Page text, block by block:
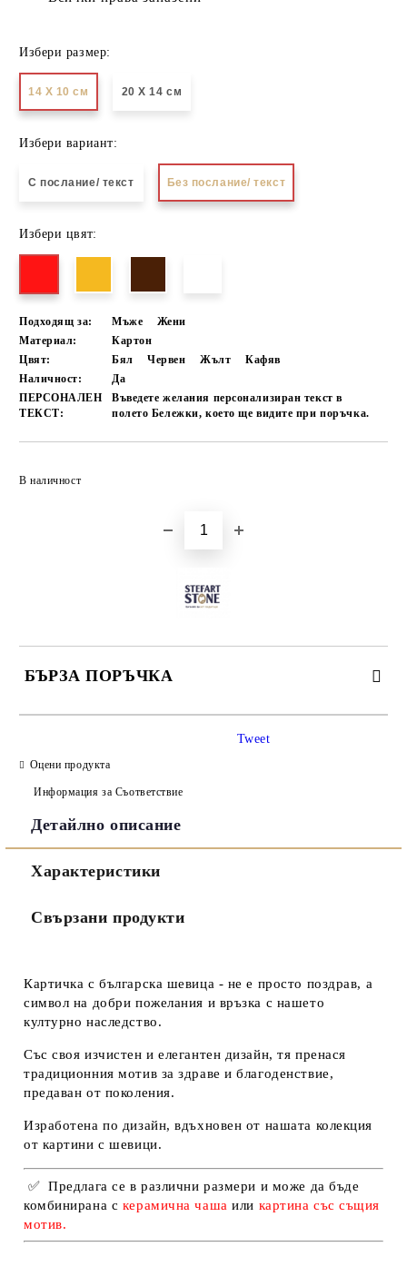
Избери размер:
14 Х 10 см 20 Х 14 см
Избери вариант:
С послание/ текст Без послание/ текст
Избери цвят:
Подходящ за: Мъже
Жени
Материал:
Картон
Цвят:
Бял Червен Жълт
Кафяв
Наличност:
Да
ПЕРСОНАЛЕН
ТЕКСТ:
Въведете желания персонализиран текст в
полето Бележки, което ще видите при поръчка.
В наличност
БЪРЗА ПОРЪЧКА
Ние ще се свържем с вас в рамките на работния ден.
Tweet
Оцени продукта
Информация за Съответствие
Детайлно описание
Характеристики
Свързани продукти
Картичка с българска шевица - не е просто поздрав, а
символ на добри пожелания и връзка с нашето
културно наследство.
Със своя изчистен и елегантен дизайн, тя пренася
традиционния мотив за здраве и благоденствие,
предаван от поколения.
Изработена по дизайн, вдъхновен от нашата колекция
от картини с шевици.
✅ Предлага се вразлични размери и може да бъде
комбинирана с керамична чаша или картина със същия
мотив.